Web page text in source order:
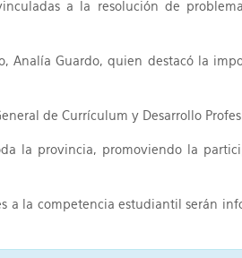
a la resolución de
Analía Guardo, quien destacó la
de Currículum y Desarrollo
la provincia, promoviendo la
a la competencia estudiantil serán